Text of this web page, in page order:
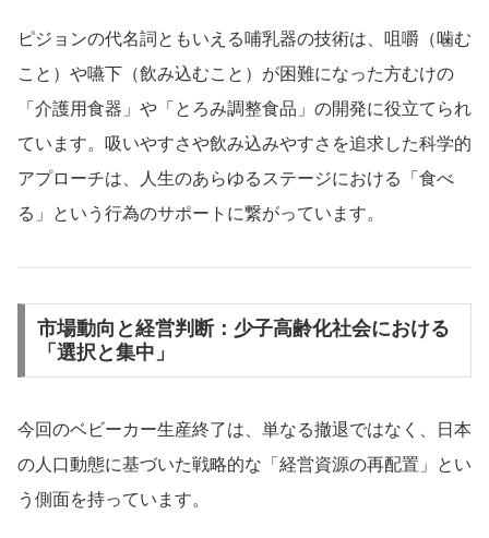
ピジョンの代名詞ともいえる哺乳器の技術は、咀嚼（噛む
こと）や嚥下（飲み込むこと）が困難になった方むけの
「介護用食器」や「とろみ調整食品」の開発に役立てられ
ています。吸いやすさや飲み込みやすさを追求した科学的
アプローチは、人生のあらゆるステージにおける「食べ
る」という行為のサポートに繋がっています。
市場動向と経営判断：少子高齢化社会における
「選択と集中」
今回のベビーカー生産終了は、単なる撤退ではなく、日本
の人口動態に基づいた戦略的な「経営資源の再配置」とい
う側面を持っています。